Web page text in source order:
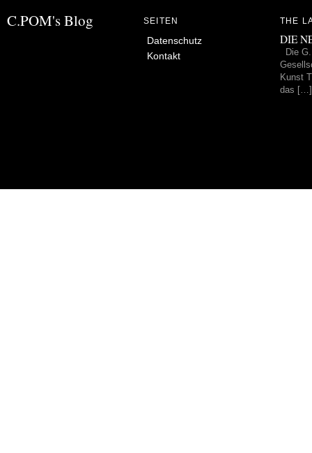
C.POM's Blog SEITEN
Datenschutz
Kontakt
THE
DIE
Die
Kunst
das […]